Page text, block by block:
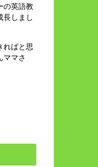
の英語教
長しまし
ればと思
ママさ